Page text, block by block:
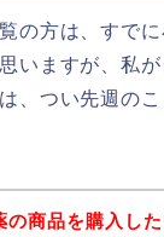
の方は、すで
いますが、私
、つい先週の
の商品を購入し